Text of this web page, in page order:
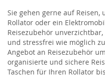
Sie gehen gerne auf
Rollator oder ein
Reisezubehör
und stressfrei wie möglich
Angebot an Reisezubehör
organisierte und sichere
Taschen für Ihren Rollator